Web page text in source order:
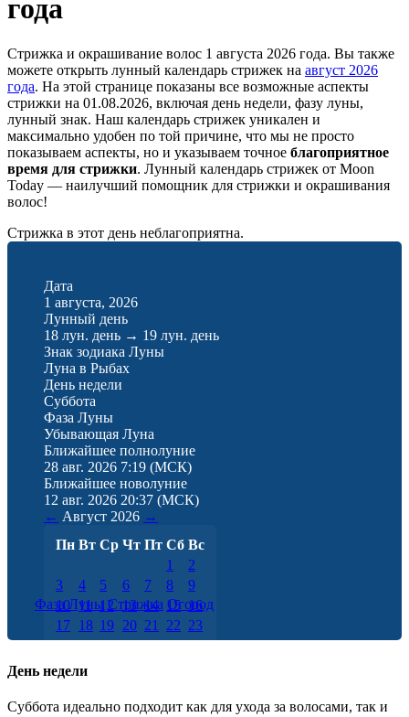
года
Стрижка и окрашивание волос 1 августа 2026 года. Вы также
можете открыть лунный календарь стрижек на август 2026
года. На этой странице показаны все возможные аспекты
стрижки на 01.08.2026, включая день недели, фазу луны,
лунный знак. Наш календарь стрижек уникален и
максимально удобен по той причине, что мы не просто
показываем аспекты, но и указываем точное благоприятное
время для стрижки. Лунный календарь стрижек от Moon
Today — наилучший помощник для стрижки и окрашивания
волос!
Стрижка в этот день неблагоприятна.
Дата
1 августа, 2026
Лунный день
18 лун. день → 19 лун. день
Знак зодиака Луны
Луна в Рыбах
День недели
Суббота
Фаза Луны
Убывающая Луна
Ближайшее полнолуние
28 авг. 2026 7:19 (МСК)
Ближайшее новолуние
12 авг. 2026 20:37 (МСК)
← Август 2026 →
Пн Вт Ср Чт Пт Сб Вс
1
2
3
4 5 6 7 8
9
10 11 12 13 14 15 16
17 18 19 20 21 22 23
24 25 26 27 28 29
30 31
Фаза Луны Стрижка Огород
День недели
Суббота идеально подходит как для ухода за волосами, так и